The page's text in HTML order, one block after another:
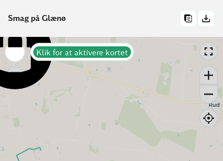
Smag på Glænø
Klik for at aktivere kortet